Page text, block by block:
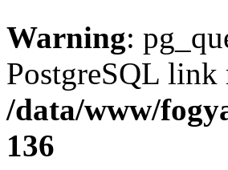
Warning:
PostgreSQL link
/data/www/
136